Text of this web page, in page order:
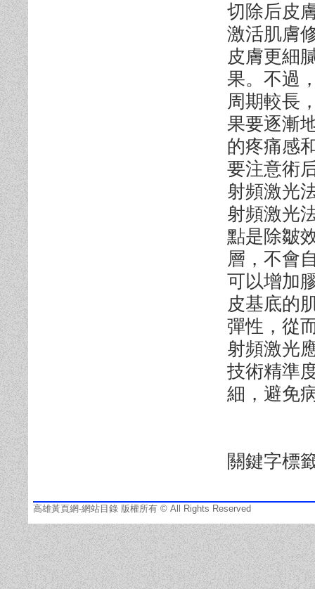
切除后皮
激活肌膚
皮膚更細
果。不過
周期較長
果要逐漸
的疼痛感
要注意術
射頻激光
射頻激光
點是除皺
層，不會
可以增加
皮基底的
彈性，從
射頻激光
技術精準
細，避免
關鍵字標
高雄黃頁網-網站目錄 版權所有 © All Rights Reserved